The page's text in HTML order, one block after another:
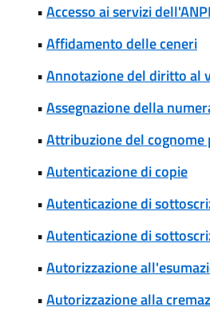
•Accesso ai servizi
•Affidamento delle ceneri
•Annotazione del diritto al
•Assegnazione della
•Attribuzione del
•Autenticazione di copie
•Autenticazione di
•Autenticazione di
•Autorizzazione
•Autorizzazione alla